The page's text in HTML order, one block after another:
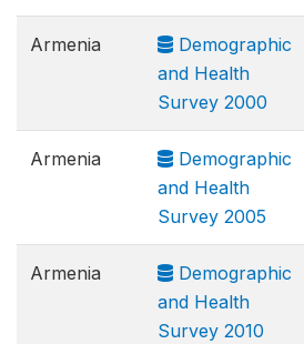
Armenia
Demographic
and Health
Survey 2000
Armenia
Demographic
and Health
Survey 2005
Armenia
Demographic
and Health
Survey 2010